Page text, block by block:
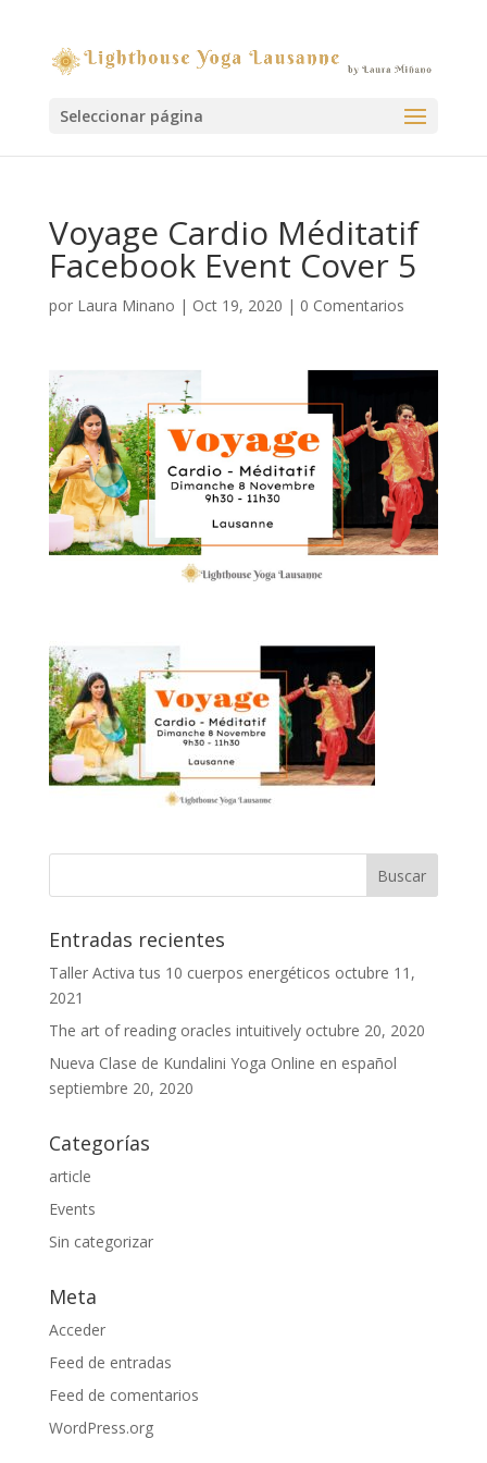
Seleccionar página
Voyage Cardio Méditatif
Facebook Event Cover 5
por Laura Minano | Oct 19, 2020 | 0 Comentarios
Entradas recientes
Taller Activa tus 10 cuerpos energéticos octubre 11,
2021
The art of reading oracles intuitively octubre 20, 2020
Nueva Clase de Kundalini Yoga Online en español
septiembre 20, 2020
Categorías
article
Events
Sin categorizar
Meta
Acceder
Feed de entradas
Feed de comentarios
WordPress.org